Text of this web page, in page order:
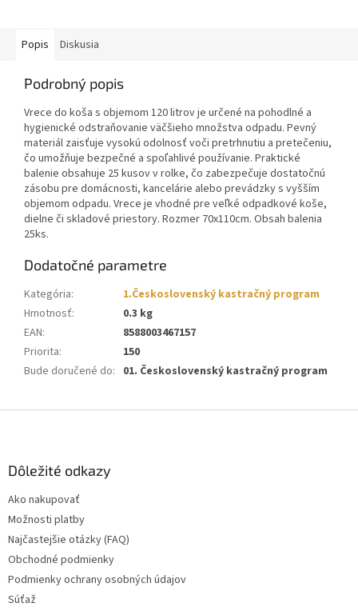
Popis Diskusia
Podrobný popis
Vrece do koša s objemom 120 litrov je určené na pohodlné a
hygienické odstraňovanie väčšieho množstva odpadu. Pevný
materiál zaisťuje vysokú odolnosť voči pretrhnutiu a pretečeniu,
čo umožňuje bezpečné a spoľahlivé používanie. Praktické
balenie obsahuje 25 kusov v rolke, čo zabezpečuje dostatočnú
zásobu pre domácnosti, kancelárie alebo prevádzky s vyšším
objemom odpadu. Vrece je vhodné pre veľké odpadkové koše,
dielne či skladové priestory. Rozmer 70x110cm. Obsah balenia
25ks.
Dodatočné parametre
Kategória:
1.Československý kastračný program
Hmotnosť:
0.3 kg
EAN:
8588003467157
Priorita:
150
Bude doručené do: 01. Československý kastračný program
Dôležité odkazy
Ako nakupovať
Možnosti platby
Najčastejšie otázky (FAQ)
Obchodné podmienky
Podmienky ochrany osobných údajov
Súťaž